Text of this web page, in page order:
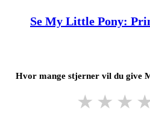
Se My Little Pony:
Hvor mange stjerner vil du give
★ ★ ★